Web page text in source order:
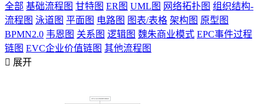
全部 基础流程图 甘特图 ER图 UML图 网络拓扑图 组织结构-
流程图 泳道图 平面图 电路图 图表/表格 架构图 原型图
BPMN2.0 韦恩图 关系图 逻辑图 魏朱商业模式 EPC事件过程
链图 EVC企业价值链图 其他流程图
 展开